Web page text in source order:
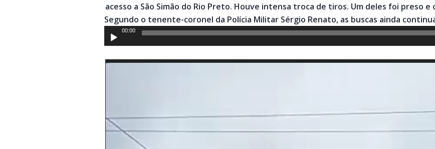
acesso a São Simão do Rio Preto. Houve intensa troca de tiros. Um deles foi preso
Segundo o tenente-coronel da Polícia Militar Sérgio Renato, as buscas ainda
Tocador
de
áudio
00:00
Tocador